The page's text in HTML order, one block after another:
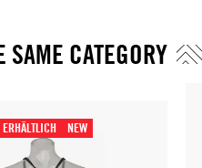
SAME CATEGORY
NEW